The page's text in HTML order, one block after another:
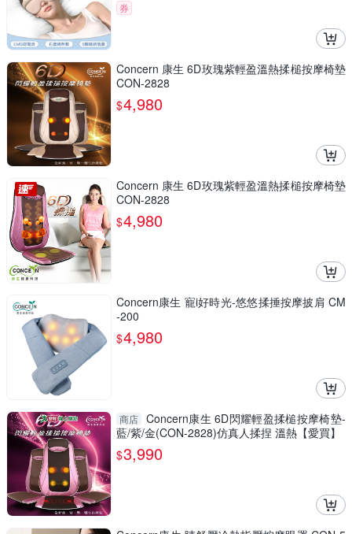
券
Concern 康生 6D玫瑰紫輕盈溫熱揉槌按摩椅墊
CON-2828
$4,980
Concern 康生 6D玫瑰紫輕盈溫熱揉槌按摩椅墊
CON-2828
$4,980
Concern康生 寵i好時光-悠悠揉捶按摩披肩 CM
-200
$4,980
商店 Concern康生 6D閃耀輕盈揉槌按摩椅墊-
藍/紫/金(CON-2828)仿真人揉捏 溫熱【愛買】
$3,990